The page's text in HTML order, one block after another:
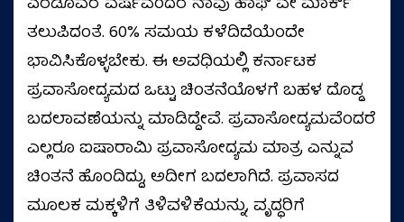
ತಲುಪಿದಂತೆ. 60% ಸಮಯ ಕಳೆದಿದೆಯೆಂದೇ
ಭಾವಿಸಿಕೊಳ್ಳಬೇಕು. ಈ ಅವಧಿಯಲ್ಲಿ ಕರ್ನಾಟಕ
ಪ್ರವಾಸೋದ್ಯಮದ ಒಟ್ಟು ಚಿಂತನೆಯೊಳಗೆ ಬಹಳ ದೊಡ್ಡ
ಬದಲಾವಣೆಯನ್ನು ಮಾಡಿದ್ದೇವೆ. ಪ್ರವಾಸೋದ್ಯಮವೆಂದರೆ
ಎಲ್ಲರೂ ಐಷಾರಾಮಿ ಪ್ರವಾಸೋದ್ಯಮ ಮಾತ್ರ ಎನ್ನುವ
ಚಿಂತನೆ ಹೊಂದಿದ್ದು, ಅದೀಗ ಬದಲಾಗಿದೆ. ಪ್ರವಾಸದ
ಮೂಲಕ ಮಕ್ಕಳಿಗೆ ತಿಳಿವಳಿಕೆಯನ್ನು, ವೃದ್ಧರಿಗೆ